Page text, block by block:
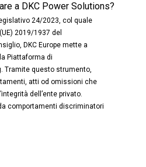
a DKC Power Solutions?
24/2023, col quale
2019/1937 del
DKC Europe mette a
Piattaforma di
Tramite questo strumento,
atti od omissioni che
dell’ente privato.
comportamenti discriminatori